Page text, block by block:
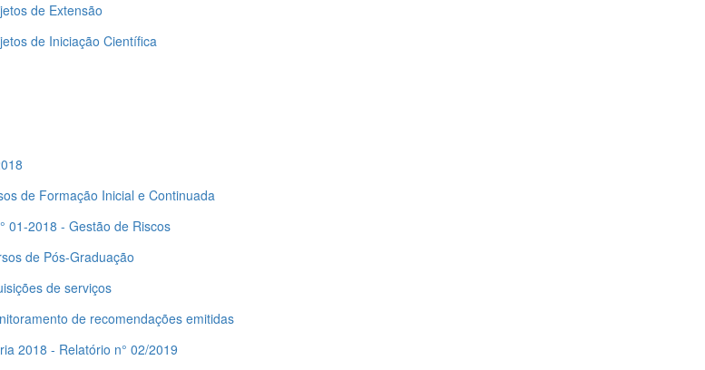
de Extensão
de Iniciação Científica
de Formação Inicial e Continuada
01-2018 - Gestão de Riscos
de Pós-Graduação
de serviços
de recomendações emitidas
2018 - Relatório n° 02/2019